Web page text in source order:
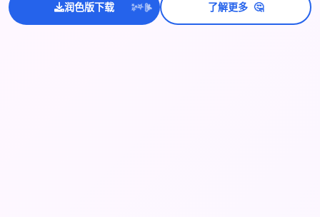
润色版下载 ✨⭐💫 了解更多 🤔